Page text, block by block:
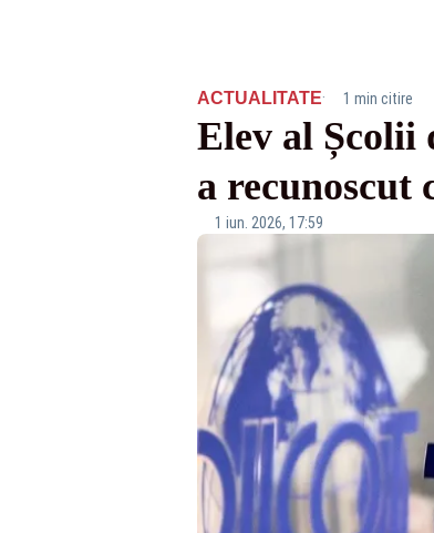
ACTUALITATE· 1 min citire
Elev al Școlii
a
1 iun. 2026, 17:59